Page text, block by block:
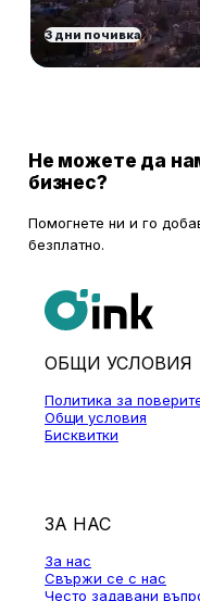
3 дни почивка
Не можете да
бизнес?
Помогнете ни и го
безплатно.
ОБЩИ УСЛОВИЯ
Политика за
Общи условия
Бисквитки
ЗА НАС
За нас
Свържи се с нас
Често задавани